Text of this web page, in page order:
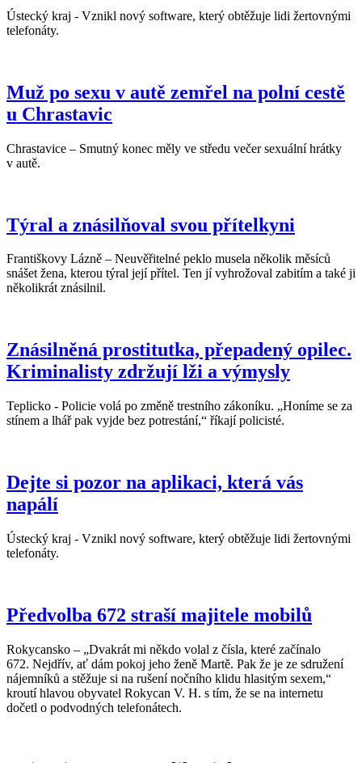
Ústecký kraj - Vznikl nový software, který obtěžuje lidi žertovnými
telefonáty.
Muž po sexu v autě zemřel na polní cestě
u Chrastavic
Chrastavice – Smutný konec měly ve středu večer sexuální hrátky
v autě.
Týral a znásilňoval svou přítelkyni
Františkovy Lázně – Neuvěřitelné peklo musela několik měsíců
snášet žena, kterou týral její přítel. Ten jí vyhrožoval zabitím a také ji
několikrát znásilnil.
Znásilněná prostitutka, přepadený opilec.
Kriminalisty zdržují lži a výmysly
Teplicko - Policie volá po změně trestního zákoníku. „Honíme se za
stínem a lhář pak vyjde bez potrestání,“ říkají policisté.
Dejte si pozor na aplikaci, která vás
napálí
Ústecký kraj - Vznikl nový software, který obtěžuje lidi žertovnými
telefonáty.
Předvolba 672 straší majitele mobilů
Rokycansko – „Dvakrát mi někdo volal z čísla, které začínalo
672. Nejdřív, ať dám pokoj jeho ženě Martě. Pak že je ze sdružení
nájemníků a stěžuje si na rušení nočního klidu hlasitým sexem,“
kroutí hlavou obyvatel Rokycan V. H. s tím, že se na internetu
dočetl o podvodných telefonátech.